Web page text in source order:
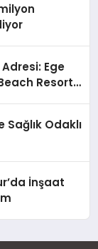
Adresi: Ege
Resort
Odaklı
İnşaat